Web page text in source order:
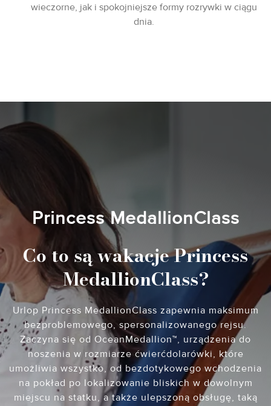
wieczorne, jak i spokojniejsze formy rozrywki w ciągu
dnia.
Princess MedallionClass
Co to są wakacje Princess
MedallionClass?
Urlop Princess MedallionClass zapewnia maksimum
bezproblemowego, spersonalizowanego rejsu.
Zaczyna się od OceanMedallion™, urządzenia do
noszenia w rozmiarze ćwierćdolarówki, które
umożliwia wszystko, od bezdotykowego wchodzenia
na pokład po lokalizowanie bliskich w dowolnym
miejscu na statku, a także ulepszoną obsługę, taką